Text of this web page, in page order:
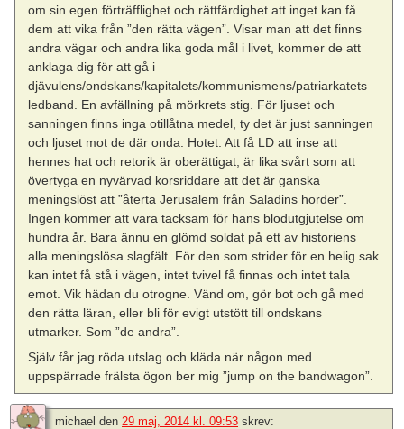
om sin egen förträfflighet och rättfärdighet att inget kan få
dem att vika från ”den rätta vägen”. Visar man att det finns
andra vägar och andra lika goda mål i livet, kommer de att
anklaga dig för att gå i
djävulens/ondskans/kapitalets/kommunismens/patriarkatets
ledband. En avfällning på mörkrets stig. För ljuset och
sanningen finns inga otillåtna medel, ty det är just sanningen
och ljuset mot de där onda. Hotet. Att få LD att inse att
hennes hat och retorik är oberättigat, är lika svårt som att
övertyga en nyvärvad korsriddare att det är ganska
meningslöst att ”återta Jerusalem från Saladins horder”.
Ingen kommer att vara tacksam för hans blodutgjutelse om
hundra år. Bara ännu en glömd soldat på ett av historiens
alla meningslösa slagfält. För den som strider för en helig sak
kan intet få stå i vägen, intet tvivel få finnas och intet tala
emot. Vik hädan du otrogne. Vänd om, gör bot och gå med
den rätta läran, eller bli för evigt utstött till ondskans
utmarker. Som ”de andra”.
Själv får jag röda utslag och kläda när någon med
uppspärrade frälsta ögon ber mig ”jump on the bandwagon”.
michael den 29 maj, 2014 kl. 09:53 skrev: